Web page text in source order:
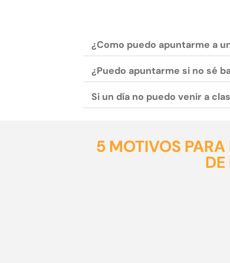
¿Como puedo apuntarme a
¿Puedo apuntarme si no sé
Si un día no puedo venir a
5 MOTIVOS PARA